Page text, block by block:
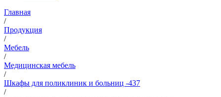
Главная
/
Продукция
/
Мебель
/
Медицинская мебель
/
Шкафы для поликлиник и больниц -437
/